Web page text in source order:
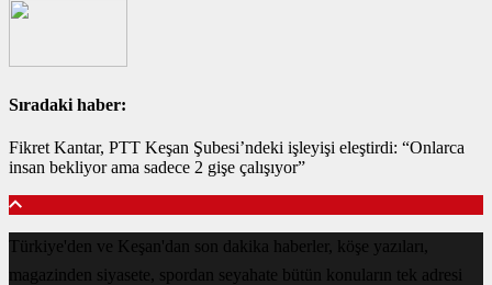
Sıradaki haber:
Fikret Kantar, PTT Keşan Şubesi’ndeki işleyişi eleştirdi: “Onlarca
insan bekliyor ama sadece 2 gişe çalışıyor”
Türkiye'den ve Keşan'dan son dakika haberler, köşe yazıları,
magazinden siyasete, spordan seyahate bütün konuların tek adresi